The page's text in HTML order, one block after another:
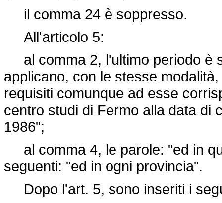
il comma 24 è soppresso.
All'articolo 5:
al comma 2, l'ultimo periodo è
applicano, con le stesse
requisiti comunque ad esse
centro studi di Fermo alla data di
1986";
al comma 4, le parole: "ed in
seguenti: "ed in ogni provincia".
Dopo l'art. 5, sono inseriti i